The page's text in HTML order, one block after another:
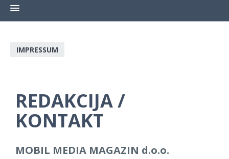
IMPRESSUM
REDAKCIJA /
KONTAKT
MOBIL MEDIA MAGAZIN d.o.o.